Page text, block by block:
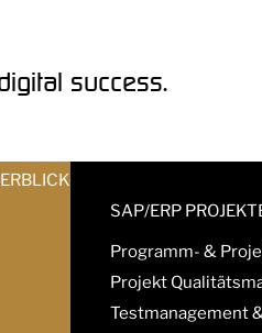
success.
SAP/ERP
Programm- &
Projekt
Testmanagement